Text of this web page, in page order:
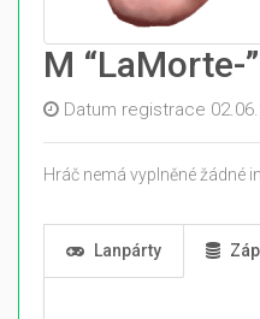
M “LaMorte-
Datum registrace
Hráč nemá vyplněné žádné
Lanpárty